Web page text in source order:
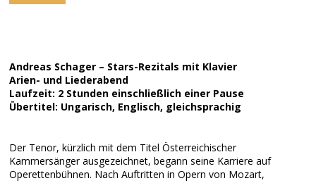
Andreas Schager – Stars-Rezitals mit Klavier
Arien- und Liederabend
Laufzeit: 2 Stunden einschließlich einer Pause
Übertitel: Ungarisch, Englisch, gleichsprachig
Der Tenor, kürzlich mit dem Titel Österreichischer
Kammersänger ausgezeichnet, begann seine Karriere auf
Operettenbühnen. Nach Auftritten in Opern von Mozart,